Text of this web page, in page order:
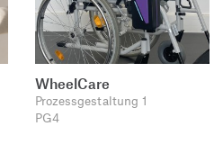
WheelCare
Prozessgestaltung 1
PG4